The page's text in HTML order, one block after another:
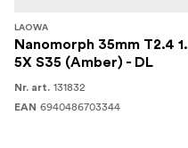
LAOWA
Nanomorph 35mm T2.4 1.
5X S35 (Amber) - DL
Nr. art. 131832
EAN 6940486703344